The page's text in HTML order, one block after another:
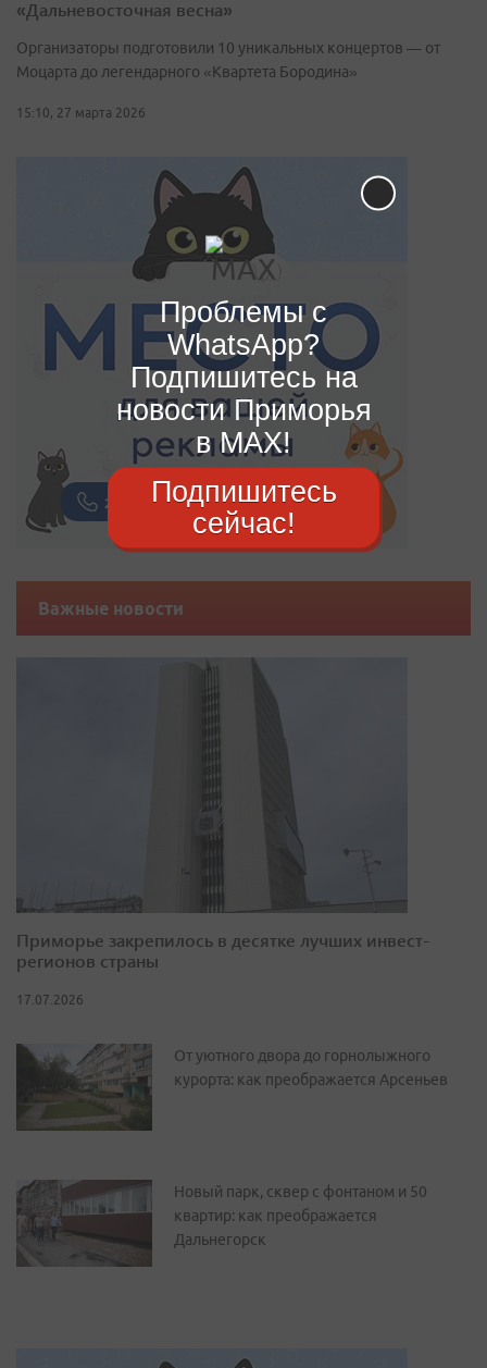
«Дальневосточная весна»
Организаторы подготовили 10 уникальных концертов — от
Моцарта до легендарного «Квартета Бородина»
15:10, 27 марта 2026
Важные новости
Приморье закрепилось в десятке лучших инвест-
регионов страны
17.07.2026
От уютного двора до горнолыжного
курорта: как преображается Арсеньев
Новый парк, сквер с фонтаном и 50
квартир: как преображается
Дальнегорск
Проблемы с
WhatsApp?
Подпишитесь на
новости Приморья
в MAX!
Подпишитесь
сейчас!